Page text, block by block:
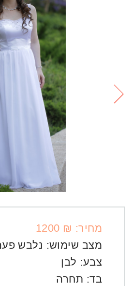
מחיר: ₪ 1200
מצב שימוש: נלבש
צבע: לבן
בד: תחרה